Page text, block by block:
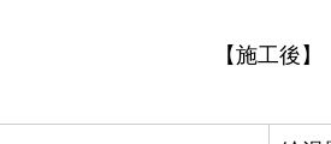
【施工後】